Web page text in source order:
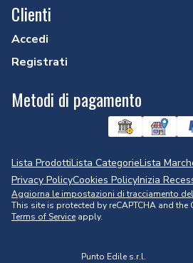
Clienti
Accedi
Registrati
Metodi di pagamento
Lista ProdottiLista CategorieLista
Privacy PolicyCookies PolicyInizia
Aggiorna le impostazioni di tracciamento
This site is protected by reCAPTCHA and the
Terms of Service apply.
Punto Edile s.r.l.